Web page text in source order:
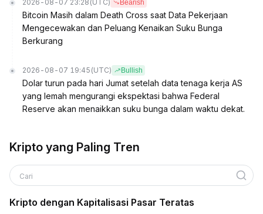
2026-08-07 23:28 (UTC) Bearish
Bitcoin Masih dalam Death Cross saat Data Pekerjaan
Mengecewakan dan Peluang Kenaikan Suku Bunga
Berkurang
2026-08-07 19:45 (UTC) Bullish
Dolar turun pada hari Jumat setelah data tenaga kerja AS
yang lemah mengurangi ekspektasi bahwa Federal
Reserve akan menaikkan suku bunga dalam waktu dekat.
Kripto yang Paling Tren
Cari
Kripto dengan Kapitalisasi Pasar Teratas